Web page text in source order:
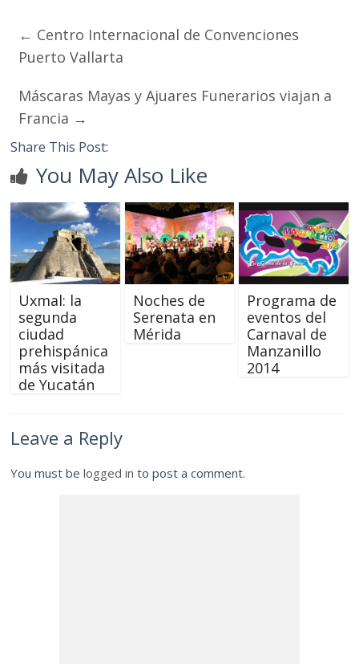
← Centro Internacional de Convenciones
Puerto Vallarta
Máscaras Mayas y Ajuares Funerarios viajan a
Francia →
Share This Post:
You May Also Like
Uxmal: la
segunda
ciudad
prehispánica
más visitada
de Yucatán
Noches de
Serenata en
Mérida
Programa de
eventos del
Carnaval de
Manzanillo
2014
Leave a Reply
You must belogged in to post a comment.